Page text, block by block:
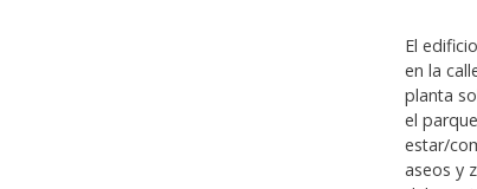
El
en la
planta
el
estar/
aseos y